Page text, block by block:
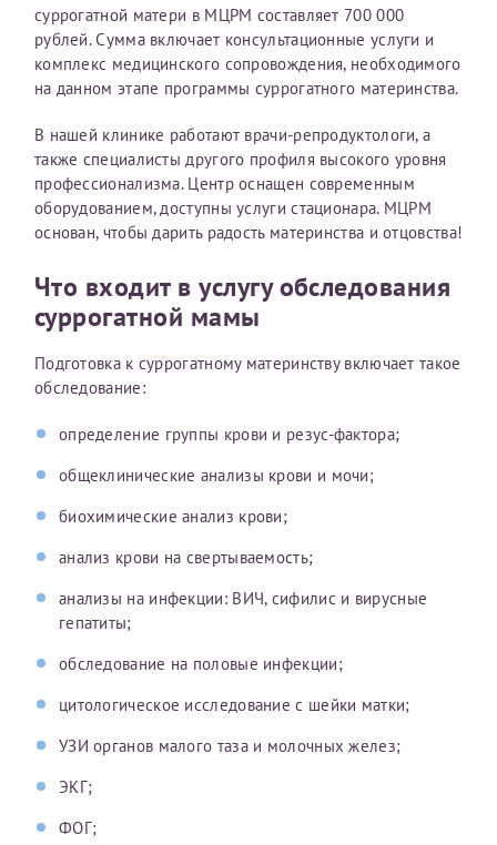
суррогатной матери в МЦРМ составляет 700 000
рублей. Сумма включает консультационные услуги и
комплекс медицинского сопровождения, необходимого
на данном этапе программы суррогатного материнства.
В нашей клинике работают врачи-репродуктологи, а
также специалисты другого профиля высокого уровня
профессионализма. Центр оснащен современным
оборудованием, доступны услуги стационара. МЦРМ
основан, чтобы дарить радость материнства и отцовства!
Что входит в услугу обследования
суррогатной мамы
Подготовка к суррогатному материнству включает такое
обследование:
определение группы крови и резус-фактора;
общеклинические анализы крови и мочи;
биохимические анализ крови;
анализ крови на свертываемость;
анализы на инфекции: ВИЧ, сифилис и вирусные
гепатиты;
обследование на половые инфекции;
цитологическое исследование с шейки матки;
УЗИ органов малого таза и молочных желез;
ЭКГ;
ФОГ;
Принимаю условияСоглашения на обработку
персональных данных
Записаться на прием
Отчество*
Дата рождения*
Для предоставления в налоговые органы Российской
Федерации, выписать ее на имя:
Фамилия*
Имя*
Отчество*
ИНН Налогоплательщика*
налогоплательщик, тот, кто будет получать вычет - ФИО
налогоплательщика
За год/годы
2022